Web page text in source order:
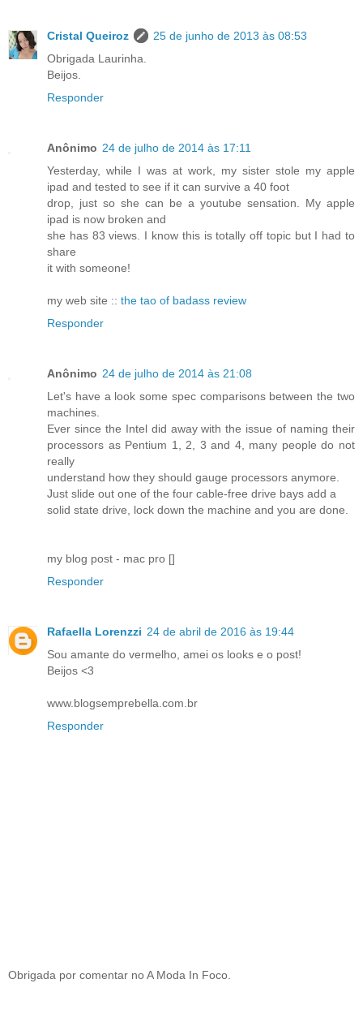
Cristal Queiroz
25 de junho de 2013 às 08:53
Obrigada Laurinha.
Beijos.
Responder
Anônimo 24 de julho de 2014 às 17:11
Yesterday, while I was at work, my sister stole my apple
ipad and tested to see if it can survive a 40 foot
drop, just so she can be a youtube sensation. My apple
ipad is now broken and
she has 83 views. I know this is totally off topic but I had to
share
it with someone!
my web site :: the tao of badass review
Responder
Anônimo 24 de julho de 2014 às 21:08
Let's have a look some spec comparisons between the two
machines.
Ever since the Intel did away with the issue of naming their
processors as Pentium 1, 2, 3 and 4, many people do not
really
understand how they should gauge processors anymore.
Just slide out one of the four cable-free drive bays add a
solid state drive, lock down the machine and you are done.
my blog post - mac pro []
Responder
Rafaella Lorenzzi 24 de abril de 2016 às 19:44
Sou amante do vermelho, amei os looks e o post!
Beijos <3
www.blogsemprebella.com.br
Responder
Obrigada por comentar no A Moda In Foco.